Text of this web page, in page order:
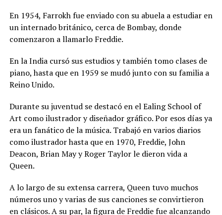
En 1954, Farrokh fue enviado con su abuela a estudiar en
un internado británico, cerca de Bombay, donde
comenzaron a llamarlo Freddie.
En la India cursó sus estudios y también tomo clases de
piano, hasta que en 1959 se mudó junto con su familia a
Reino Unido.
Durante su juventud se destacó en el Ealing School of
Art como ilustrador y diseñador gráfico. Por esos días ya
era un fanático de la música. Trabajó en varios diarios
como ilustrador hasta que en 1970, Freddie, John
Deacon, Brian May y Roger Taylor le dieron vida a
Queen.
A lo largo de su extensa carrera, Queen tuvo muchos
números uno y varias de sus canciones se convirtieron
en clásicos. A su par, la figura de Freddie fue alcanzando